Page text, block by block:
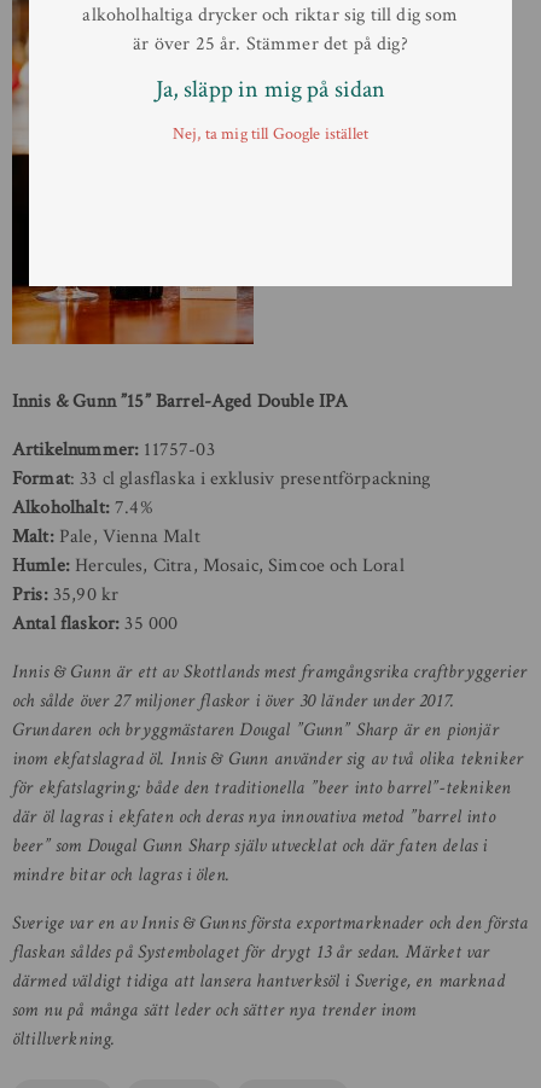
Innis & Gunn ”15”Barrel-Aged Double IPA
Artikelnummer: 11757-03
Format: 33 cl glasflaska i exklusiv presentförpackning
Alkoholhalt:7.4%
Malt:Pale, Vienna Malt
Humle:Hercules, Citra, Mosaic, Simcoe och Loral
Pris:35,90 kr
Antal flaskor:35 000
Innis & Gunn är ett av Skottlands mest framgångsrika craftbryggerier
och sålde över 27 miljoner flaskor i över 30 länder under 2017.
Grundaren och bryggmästaren Dougal ”Gunn” Sharp är en pionjär
inom ekfatslagrad öl. Innis & Gunn använder sig av två olika tekniker
för ekfatslagring; både den traditionella ”beer into barrel”-tekniken
där öl lagras i ekfaten och deras nya innovativa metod ”barrel into
beer” som Dougal Gunn Sharp själv utvecklat och där faten delas i
mindre bitar och lagras i ölen.
Sverige var en av Innis & Gunns första exportmarknader och den första
flaskan såldes på Systembolaget för drygt 13 år sedan. Märket var
därmed väldigt tidiga att lansera hantverksöl i Sverige, en marknad
som nu på många sätt leder och sätter nya trender inom
öltillverkning.
alkoholhaltiga drycker och riktar sig till dig som
är över 25 år. Stämmer det på dig?
Ja, släpp in mig på sidan
Nej, ta mig till Google istället